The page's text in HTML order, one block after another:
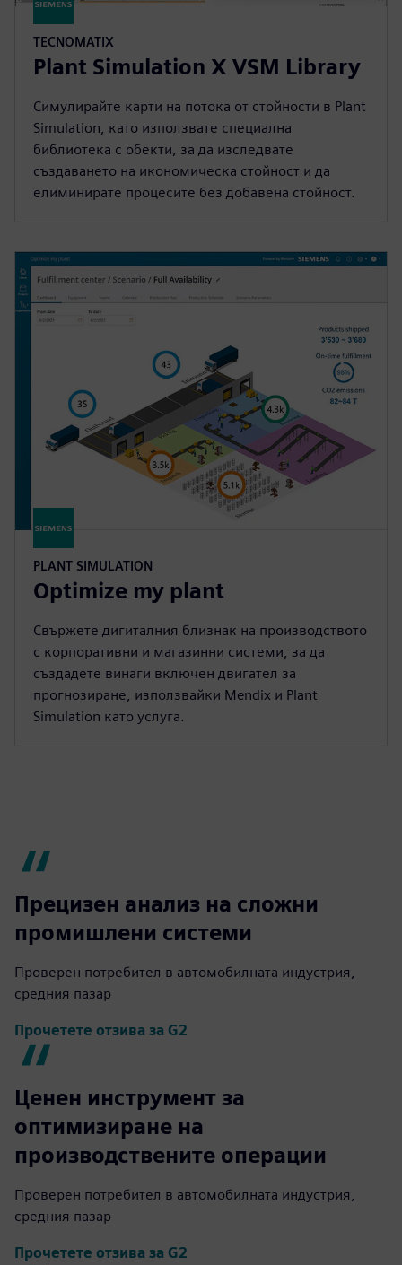
TECNOMATIX
Plant Simulation X VSM Library
Симулирайте карти на потока от стойности в Plant
Simulation, като използвате специална
библиотека с обекти, за да изследвате
създаването на икономическа стойност и да
елиминирате процесите без добавена стойност.
PLANT SIMULATION
Optimize my plant
Свържете дигиталния близнак на производството
с корпоративни и магазинни системи, за да
създадете винаги включен двигател за
прогнозиране, използвайки Mendix и Plant
Simulation като услуга.
Прецизен анализ на сложни
промишлени системи
Проверен потребител в автомобилната индустрия,
средния пазар
Прочетете отзива за G2
Ценен инструмент за
оптимизиране на
производствените операции
Проверен потребител в автомобилната индустрия,
средния пазар
Прочетете отзива за G2